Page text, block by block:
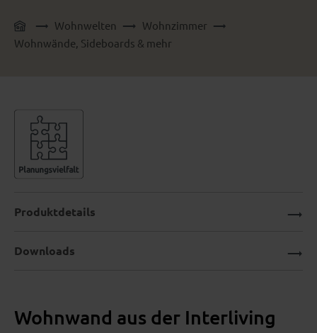
Wohnwelten
Wohnzimmer
Wohnwände, Sideboards & mehr
Wohnwand aus der Interliving
Produktdetails
Downloads